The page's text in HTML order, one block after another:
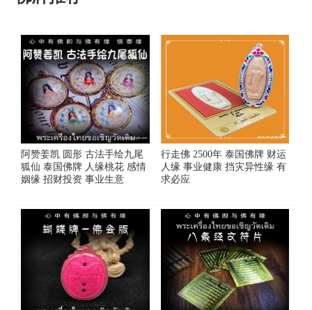
阿赞姜凯 圆形 古法手绘九尾
狐仙 泰国佛牌 人缘桃花 感情
姻缘 招财投资 事业生意
行走佛 2500年 泰国佛牌 财运
人缘 事业健康 挡灾异性缘 有
求必应